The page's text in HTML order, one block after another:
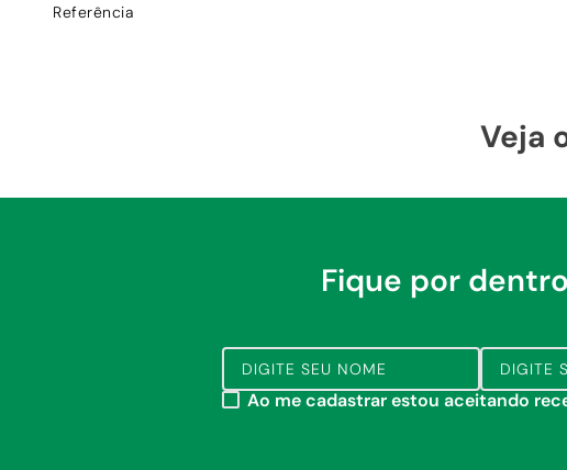
Referência
Veja
Fique por
Ao me cadastrar estou aceitando